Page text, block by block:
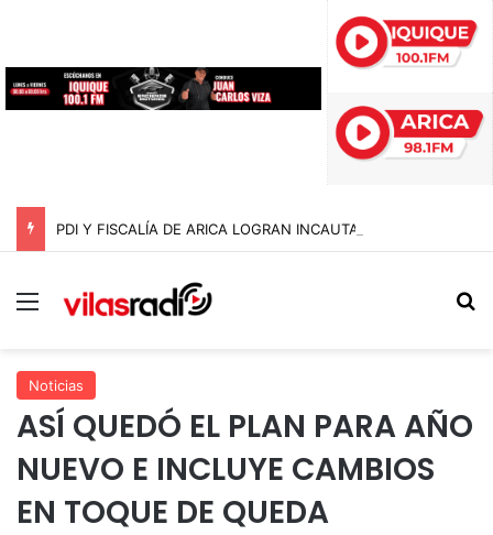
Menú
Noticias
ASÍ QUEDÓ EL PLAN PARA AÑO
NUEVO E INCLUYE CAMBIOS
EN TOQUE DE QUEDA